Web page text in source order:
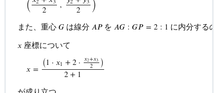
2 , 2
また、重心𝐺は線分 𝐴𝑃を𝐴𝐺 : 𝐺𝑃 = 2 : 1 に内分する
𝑥 座標について
𝑥 = (1 ⋅ 𝑥1 +2 ⋅ 𝑥2+𝑥3
2 )
2+ 1